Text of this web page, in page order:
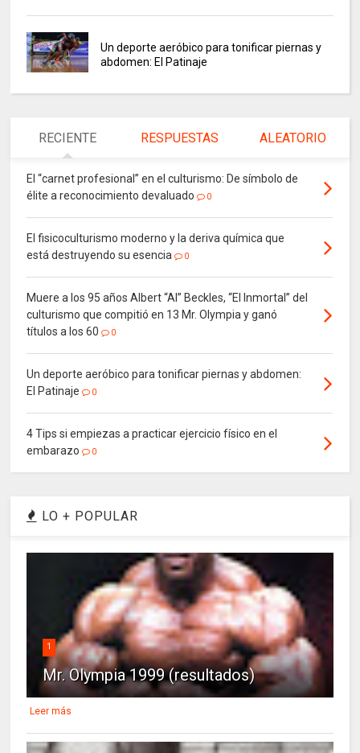
Un deporte aeróbico para tonificar piernas y
abdomen: El Patinaje
RECIENTE RESPUESTAS ALEATORIO
El “carnet profesional” en el culturismo: De símbolo de
élite a reconocimiento devaluado
0
El fisicoculturismo moderno y la deriva química que
está destruyendo su esencia
0
Muere a los 95 años Albert “Al” Beckles, “El Inmortal” del
culturismo que compitió en 13 Mr. Olympia y ganó
títulos a los 60
0
Un deporte aeróbico para tonificar piernas y abdomen:
El Patinaje
0
4 Tips si empiezas a practicar ejercicio físico en el
embarazo
0
LO + POPULAR
1
Mr. Olympia 1999 (resultados)
Leer más